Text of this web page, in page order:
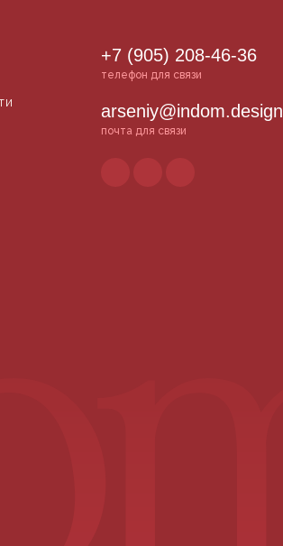
+7 (905) 208-46-36
телефон для связи
arseniy@indom.design
почта для связи